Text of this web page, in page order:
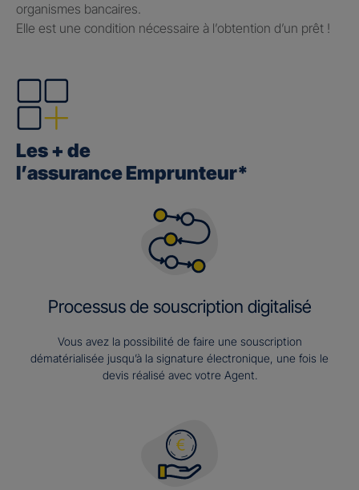
organismes bancaires.
Elle est une condition nécessaire à l’obtention d’un prêt !
Les + de
l’assurance Emprunteur*
Processus de souscription digitalisé
Vous avez la possibilité de faire une souscription
dématérialisée jusqu’à la signature électronique, une fois le
devis réalisé avec votre Agent.